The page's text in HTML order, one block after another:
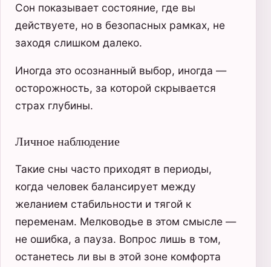
Сон показывает состояние, где вы
действуете, но в безопасных рамках, не
заходя слишком далеко.
Иногда это осознанный выбор, иногда —
осторожность, за которой скрывается
страх глубины.
Личное наблюдение
Такие сны часто приходят в периоды,
когда человек балансирует между
желанием стабильности и тягой к
переменам. Мелководье в этом смысле —
не ошибка, а пауза. Вопрос лишь в том,
останетесь ли вы в этой зоне комфорта